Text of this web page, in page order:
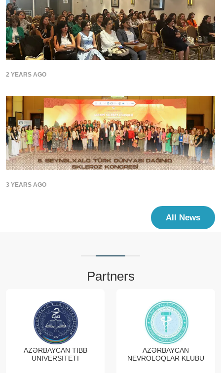
2 YEARS AGO
3 YEARS AGO
All News
Partners
AZƏRBAYCAN TIBB
UNIVERSITETI
AZƏRBAYCAN
NEVROLOQLAR KLUBU